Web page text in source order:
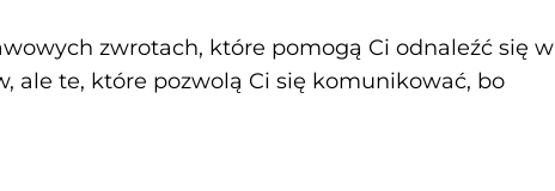
zwrotach, które pomogą Ci odnaleźć się w
ale te, które pozwolą Ci się komunikować, bo